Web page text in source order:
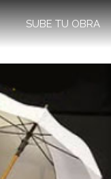
SUBE TU OBRA